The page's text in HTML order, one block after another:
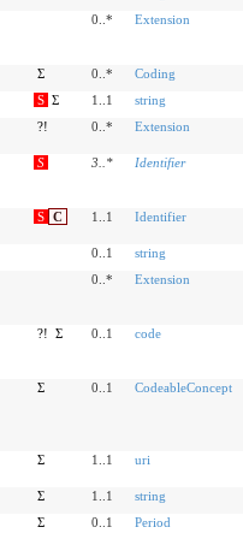
0..* Extension
Σ 0..*
Coding
S Σ 1..1
string
?! 0..* Extension
S 3 * Identifier
S C 1..1 Identifier
0..1
string
0..* Extension
?! Σ 0..1 code
Σ 0..1 CodeableConcept
Σ 1..1 uri
Σ 1..1
string
Σ 0..1
Period